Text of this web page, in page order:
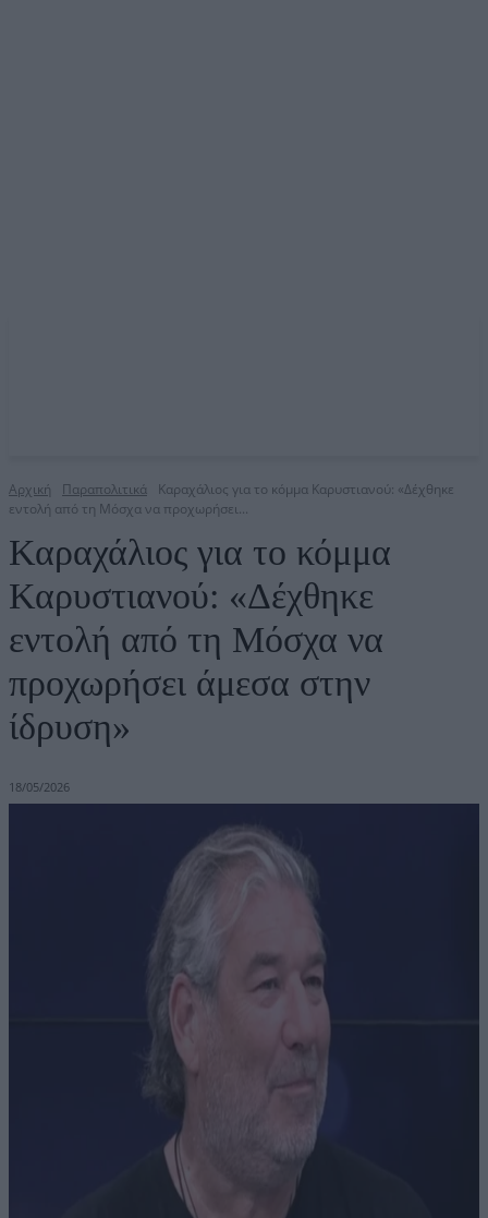
Αρχική Παραπολιτικά
Καραχάλιος για το κόμμα Καρυστιανού: «Δέχθηκε
εντολή από τη Μόσχα να προχωρήσει...
Καραχάλιος για το κόμμα
Καρυστιανού: «Δέχθηκε
εντολή από τη Μόσχα να
προχωρήσει άμεσα στην
ίδρυση»
18/05/2026